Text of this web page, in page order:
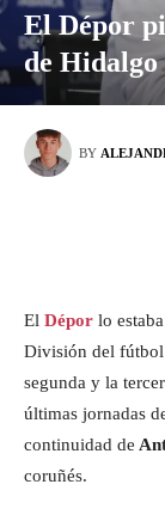
El Dépor
de Hidalgo
BY
El Dépor lo
División del fútbol
segunda y la
últimas jornadas
continuidad de
coruñés.